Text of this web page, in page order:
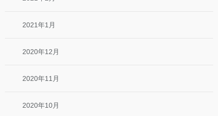
2021年1月
2020年12月
2020年11月
2020年10月